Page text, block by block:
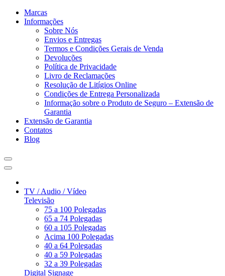
Marcas
Informações
Sobre Nós
Envios e Entregas
Termos e Condições Gerais de Venda
Devoluções
Política de Privacidade
Livro de Reclamações
Resolução de Litígios Online
Condições de Entrega Personalizada
Informação sobre o Produto de Seguro – Extensão de
Garantia
Extensão de Garantia
Contatos
Blog
TV / Audio / Vídeo
Televisão
75 a 100 Polegadas
65 a 74 Polegadas
60 a 105 Polegadas
Acima 100 Polegadas
40 a 64 Polegadas
40 a 59 Polegadas
32 a 39 Polegadas
Digital Signage